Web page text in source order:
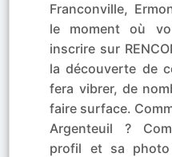
Franconville,
le moment où
inscrire sur
la découverte de
fera vibrer, de
faire surface.
Argenteuil ?
profil et sa